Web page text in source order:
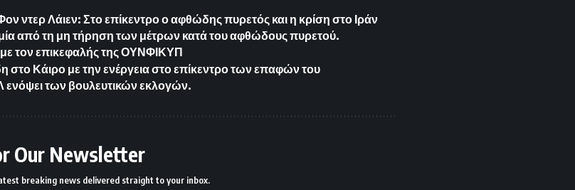
ντερ Λάιεν: Στο επίκεντρο ο αφθώδης πυρετός και η κρίση στο Ιράν
από τη μη τήρηση των μέτρων κατά του αφθώδους πυρετού.
με τον επικεφαλής της ΟΥΝΦΙΚΥΠ
στο Κάιρο με την ενέργεια στο επίκεντρο των επαφών του
των βουλευτικών εκλογών.
Our Newsletter
breaking news delivered straight to your inbox.